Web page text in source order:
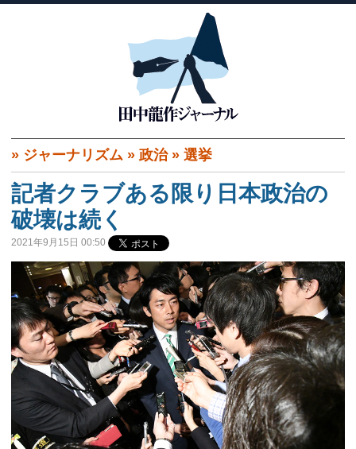
» ジャーナリズム » 政治» 選挙
記者クラブある限り日本政治の
破壊は続く
2021年9月15日 00:50